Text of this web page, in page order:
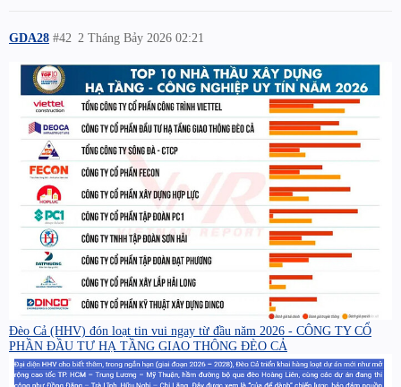
GDA28 2 Tháng Bảy 2026 02:21
#42
Đèo Cả (HHV) đón loạt tin vui ngay từ đầu năm 2026 - CÔNG TY CỔ
PHẦN ĐẦU TƯ HẠ TẦNG GIAO THÔNG ĐÈO CẢ